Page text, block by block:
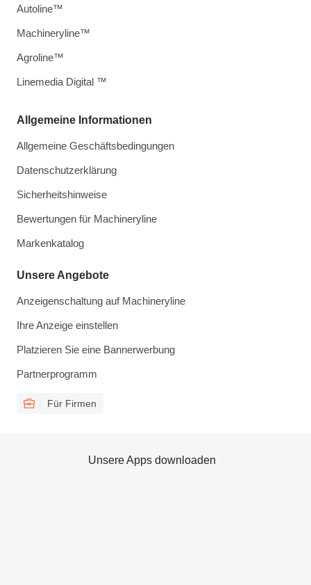
Allgemeine Informationen
Allgemeine Geschäftsbedingungen
Datenschutzerklärung
Sicherheitshinweise
Bewertungen für Machineryline
Markenkatalog
Unsere Angebote
Anzeigenschaltung auf Machineryline
Ihre Anzeige einstellen
Platzieren Sie eine Bannerwerbung
Partnerprogramm
Für Firmen
Autoline™
Machineryline™
Agroline™
Linemedia Digital ™
Unsere Apps downloaden